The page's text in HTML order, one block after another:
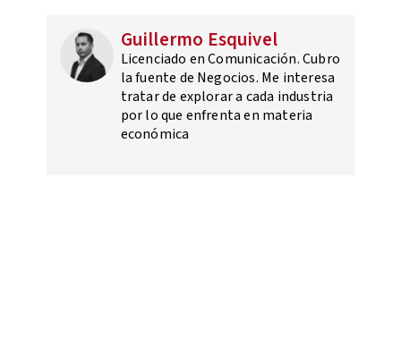
Guillermo Esquivel
Licenciado en Comunicación. Cubro
la fuente de Negocios. Me interesa
tratar de explorar a cada industria
por lo que enfrenta en materia
económica